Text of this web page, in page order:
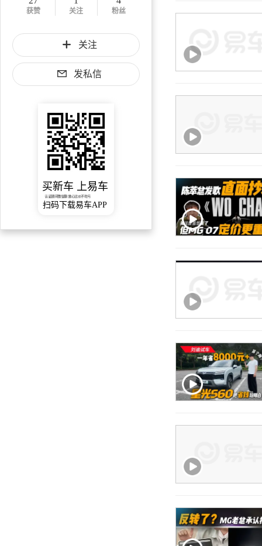
获赞 关注 粉丝
关注
发私信
买新车 上易车
认证顾问微信聊 放心比价不吃亏
扫码下载易车APP